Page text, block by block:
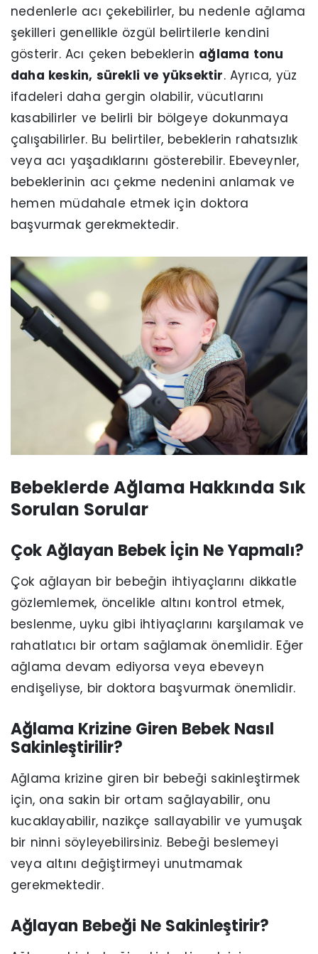
nedenlerle acı çekebilirler, bu nedenle ağlama
şekilleri genellikle özgül belirtilerle kendini
gösterir. Acı çeken bebeklerin ağlama tonu
daha keskin, sürekli ve yüksektir. Ayrıca, yüz
ifadeleri daha gergin olabilir, vücutlarını
kasabilirler ve belirli bir bölgeye dokunmaya
çalışabilirler. Bu belirtiler, bebeklerin rahatsızlık
veya acı yaşadıklarını gösterebilir. Ebeveynler,
bebeklerinin acı çekme nedenini anlamak ve
hemen müdahale etmek için doktora
başvurmak gerekmektedir.
Bebeklerde Ağlama Hakkında Sık
Sorulan Sorular
Çok Ağlayan Bebek İçin Ne Yapmalı?
Çok ağlayan bir bebeğin ihtiyaçlarını dikkatle
gözlemlemek, öncelikle altını kontrol etmek,
beslenme, uyku gibi ihtiyaçlarını karşılamak ve
rahatlatıcı bir ortam sağlamak önemlidir. Eğer
ağlama devam ediyorsa veya ebeveyn
endişeliyse, bir doktora başvurmak önemlidir.
Ağlama Krizine Giren Bebek Nasıl
Sakinleştirilir?
Ağlama krizine giren bir bebeği sakinleştirmek
için, ona sakin bir ortam sağlayabilir, onu
kucaklayabilir, nazikçe sallayabilir ve yumuşak
bir ninni söyleyebilirsiniz. Bebeği beslemeyi
veya altını değiştirmeyi unutmamak
gerekmektedir.
Ağlayan Bebeği Ne Sakinleştirir?